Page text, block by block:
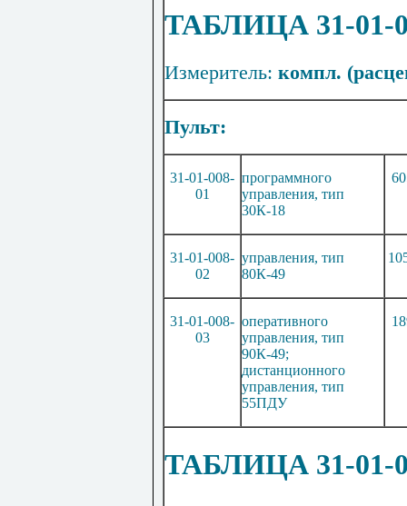
ТАБЛИЦА 31-
Измеритель: компл.
Пульт:
31-01-008-
01
программного
управления, тип
30К-18
60
31-01-008-
02
управления, тип
80К-49
31-01-008-
03
оперативного
управления, тип
90К-49;
дистанционного
управления, тип
55ПДУ
18
ТАБЛИЦА 31-